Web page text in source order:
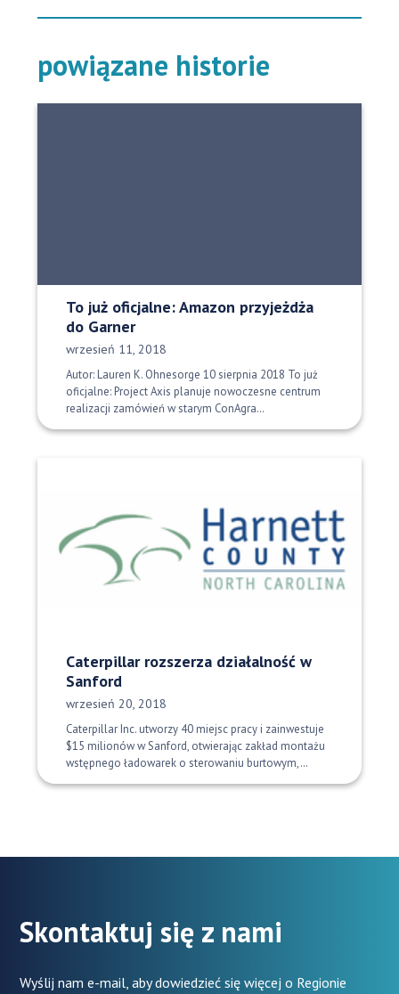
powiązane historie
To już oficjalne: Amazon przyjeżdża
do Garner
Data opublikowania:
wrzesień 11, 2018
Autor: Lauren K. Ohnesorge 10 sierpnia 2018 To już
oficjalne: Project Axis planuje nowoczesne centrum
realizacji zamówień w starym ConAgra…
Caterpillar rozszerza działalność w
Sanford
Data opublikowania:
wrzesień 20, 2018
Caterpillar Inc. utworzy 40 miejsc pracy i zainwestuje
$15 milionów w Sanford, otwierając zakład montażu
wstępnego ładowarek o sterowaniu burtowym,…
Skontaktuj się z nami
Wyślij nam e-mail, aby dowiedzieć się więcej o Regionie